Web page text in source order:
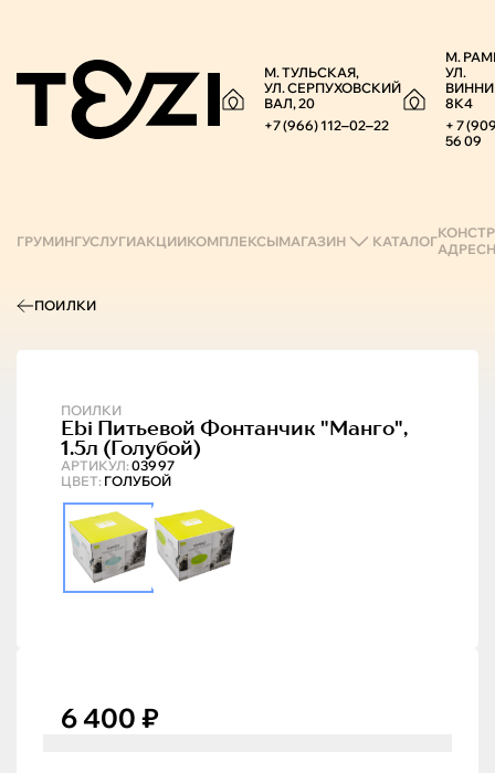
М. ТУЛЬСКАЯ,
УЛ. СЕРПУХОВСКИЙ
ВАЛ, 20
+7 (966) 112‒02‒22
М.
УЛ.
8К4
+ 7
56 09
ГРУМИНГУСЛУГИАКЦИИКОМПЛЕКСЫМАГАЗИН КАТАЛОГ
ПОИЛКИ
ПОИЛКИ
АРТИКУЛ: 03997
Ebi Питьевой Фонтанчик "манго",
1.5л (голубой)
ЦВЕТ: ГОЛУБОЙ
6 400 ₽